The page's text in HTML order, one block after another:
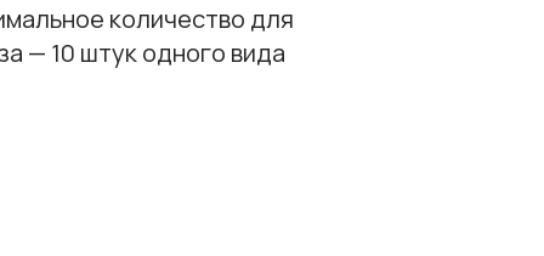
количество для
— 10 штук одного вида